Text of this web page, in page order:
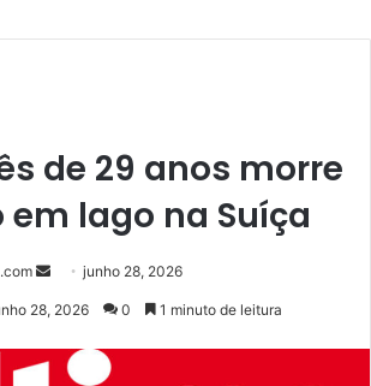
de 29 anos morre
lago na Suíça
Mande
mail
junho 28, 2026
28, 2026 0 1 minuto de leitura